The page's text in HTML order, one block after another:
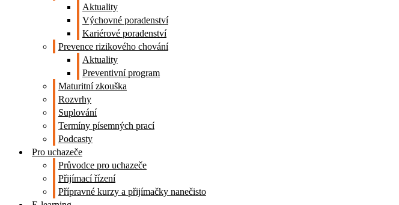
Aktuality
Výchovné poradenství
Kariérové poradenství
Prevence rizikového chování
Aktuality
Preventivní program
Maturitní zkouška
Rozvrhy
Suplování
Termíny písemných prací
Podcasty
Pro uchazeče
Průvodce pro uchazeče
Přijímací řízení
Přípravné kurzy a přijímačky nanečisto